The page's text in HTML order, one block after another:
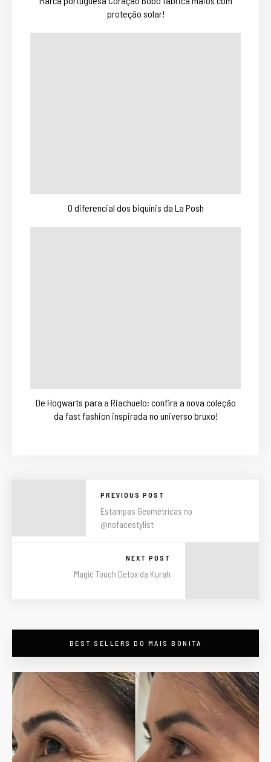
proteção solar!
O diferencial dos biquínis da La Posh
De Hogwarts para a Riachuelo: confira a nova coleção
da fast fashion inspirada no universo bruxo!
PREVIOUS POST
Estampas Geométricas no
@nofacestylist
NEXT POST
Magic Touch Detox da Kurah
BEST SELLERS DO MAIS BONITA